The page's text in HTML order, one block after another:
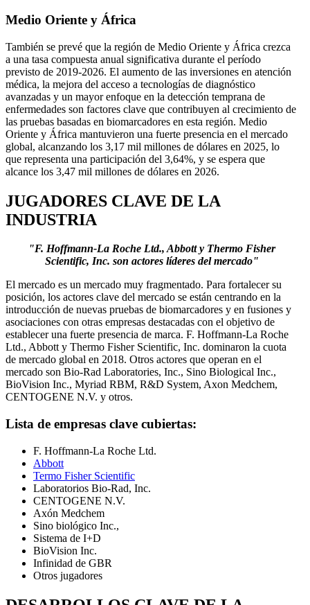
Medio Oriente y África
También se prevé que la región de Medio Oriente y África crezca
a una tasa compuesta anual significativa durante el período
previsto de 2019-2026. El aumento de las inversiones en atención
médica, la mejora del acceso a tecnologías de diagnóstico
avanzadas y un mayor enfoque en la detección temprana de
enfermedades son factores clave que contribuyen al crecimiento de
las pruebas basadas en biomarcadores en esta región. Medio
Oriente y África mantuvieron una fuerte presencia en el mercado
global, alcanzando los 3,17 mil millones de dólares en 2025, lo
que representa una participación del 3,64%, y se espera que
alcance los 3,47 mil millones de dólares en 2026.
JUGADORES CLAVE DE LA
INDUSTRIA
"F. Hoffmann-La Roche Ltd., Abbott y Thermo Fisher
Scientific, Inc. son actores líderes del mercado"
El mercado es un mercado muy fragmentado. Para fortalecer su
posición, los actores clave del mercado se están centrando en la
introducción de nuevas pruebas de biomarcadores y en fusiones y
asociaciones con otras empresas destacadas con el objetivo de
establecer una fuerte presencia de marca. F. Hoffmann-La Roche
Ltd., Abbott y Thermo Fisher Scientific, Inc. dominaron la cuota
de mercado global en 2018. Otros actores que operan en el
mercado son Bio-Rad Laboratories, Inc., Sino Biological Inc.,
BioVision Inc., Myriad RBM, R&D System, Axon Medchem,
CENTOGENE N.V. y otros.
Lista de empresas clave cubiertas:
F. Hoffmann-La Roche Ltd.
Abbott
Termo Fisher Scientific
Laboratorios Bio-Rad, Inc.
CENTOGENE N.V.
Axón Medchem
Sino biológico Inc.,
Sistema de I+D
BioVision Inc.
Infinidad de GBR
Otros jugadores